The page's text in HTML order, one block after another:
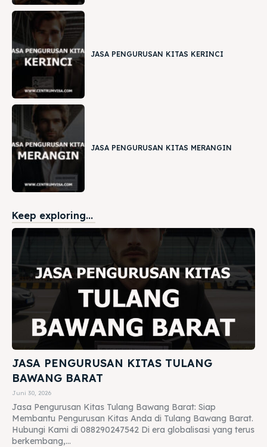
JASA PENGURUSAN KITAS KERINCI
JASA PENGURUSAN KITAS MERANGIN
Keep exploring...
JASA PENGURUSAN KITAS TULANG
BAWANG BARAT
Juni 30, 2026
Jasa Pengurusan Kitas Tulang Bawang Barat: Siap
Membantu Pengurusan Kitas Anda di Tulang Bawang Barat.
Hubungi Kami di 088290247542 Di era globalisasi yang terus
berkembang,...